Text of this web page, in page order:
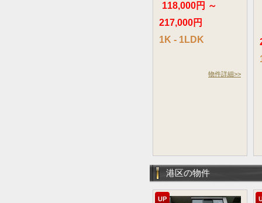
118,000円 ～
217,000円
1K - 1LDK
物件詳細>>
港区の物件
UP